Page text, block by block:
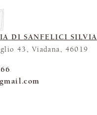
DI SANFELICI SILVIA
43, Viadana, 46019